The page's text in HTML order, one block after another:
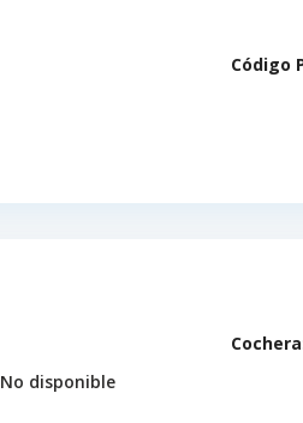
Código
No disponible